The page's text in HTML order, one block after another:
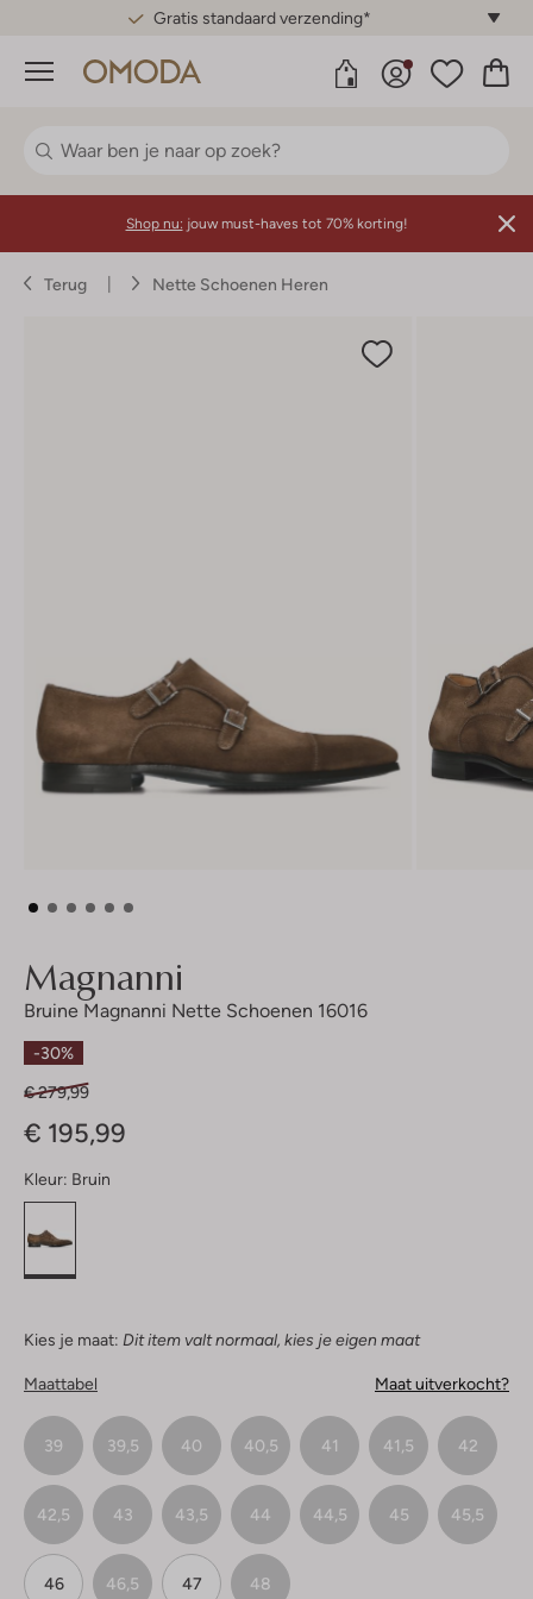
Gratis standaard verzending*
Menu
Shop nu: jouw must-haves tot 70% korting!
Terug Nette Schoenen Heren
Magnanni
Bruine Magnanni Nette Schoenen 16016
-30%
€ 279,99
€ 195,99
Kleur: Bruin
Kies je maat: Dit item valt normaal, kies je eigen maat
Maattabel Maat uitverkocht?
39 39,5 40 40,5 41 41,5 42
42,5 43 43,5 44 44,5 45 45,5
46 46,5 47 48